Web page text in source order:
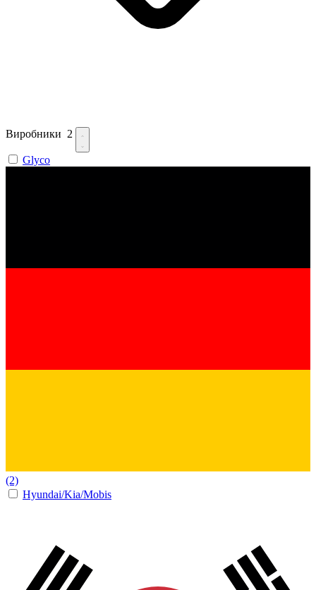
Виробники 2
Glyco
(2)
Hyundai/Kia/Mobis